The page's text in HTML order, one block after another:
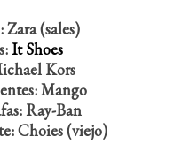
Zara (sales)
It Shoes
Kors
Mango
Ray-Ban
Choies (viejo)